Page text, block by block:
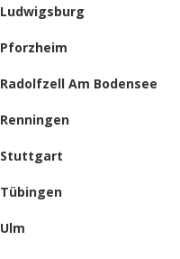
Ludwigsburg
Pforzheim
Radolfzell Am Bodensee
Renningen
Stuttgart
Tübingen
Ulm